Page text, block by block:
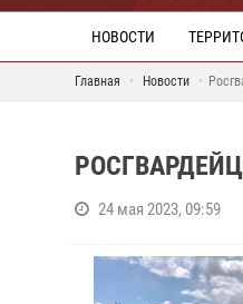
НОВОСТИ
Главная Новости
24 мая 2023, 09:59